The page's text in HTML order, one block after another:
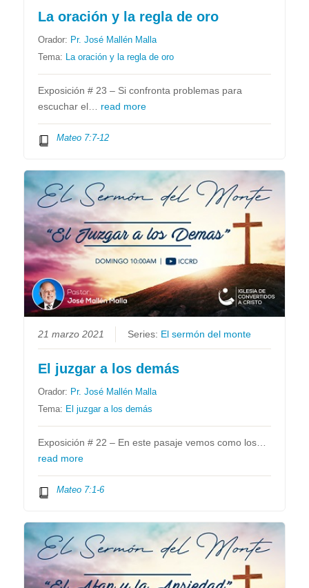
La oración y la regla de oro
Orador: Pr. José Mallén Malla
Tema: La oración y la regla de oro
Exposición # 23 – Si confronta problemas para
escuchar el… read more
Mateo 7:7-12
21 marzo 2021 Series: El sermón del monte
El juzgar a los demás
Orador: Pr. José Mallén Malla
Tema: El juzgar a los demás
Exposición # 22 – En este pasaje vemos como los…
read more
Mateo 7:1-6